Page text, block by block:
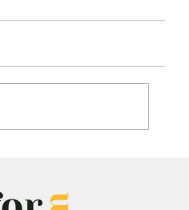
Lennon, que era de
al Quindío y
memoria y